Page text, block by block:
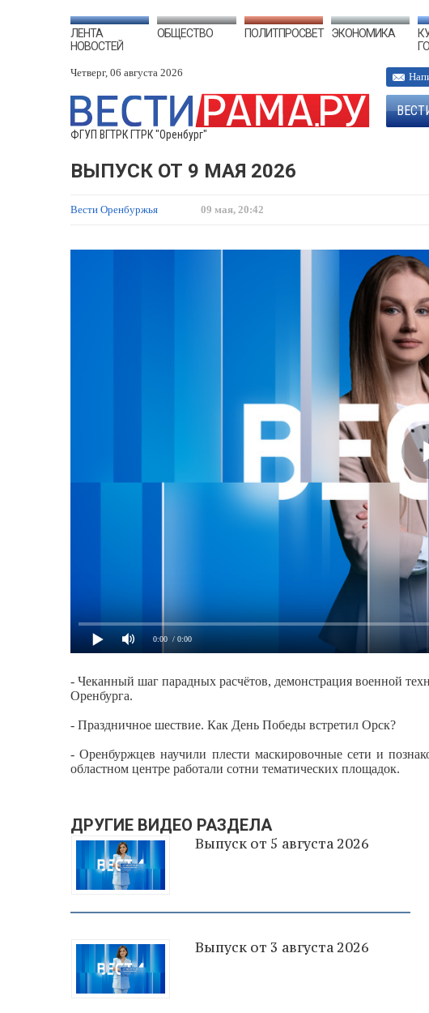
ЛЕНТА
НОВОСТЕЙ
ОБЩЕСТВО ПОЛИТПРОСВЕТ ЭКОНОМИКА
Четверг, 06 августа 2026
ФГУП ВГТРК ГТРК "Оренбург"
ВЫПУСК ОТ 9 МАЯ 2026
Вести Оренбуржья 09 мая, 20:42
0:00 / 0:00
- Чеканный шаг парадных расчётов, демонстрация военной
Оренбурга.
- Праздничное шествие. Как День Победы встретил Орск?
- Оренбуржцев научили плести маскировочные сети и
областном центре работали сотни тематических площадок.
ДРУГИЕ ВИДЕО РАЗДЕЛА
Выпуск от 5 августа 2026
Выпуск от 3 августа 2026